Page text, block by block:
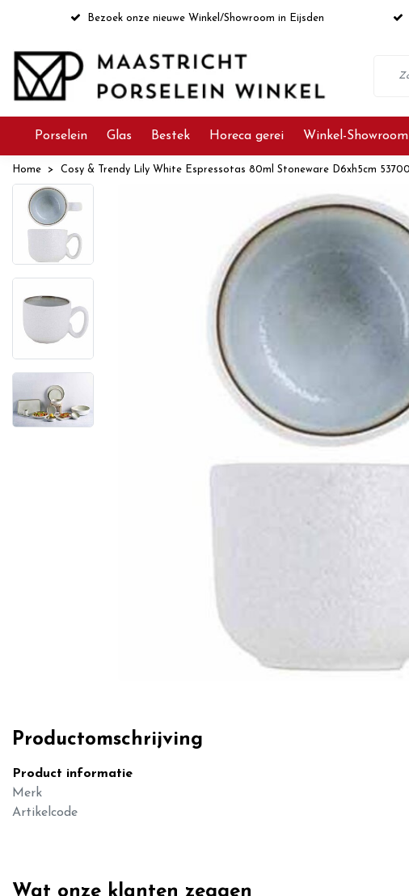
Bezoek onze nieuwe Winkel/Showroom in Eijsden
Porselein Glas Bestek Horeca gerei Winkel-
Home Cosy & Trendy Lily White Espressotas 80ml Stoneware D6xh5cm
Productomschrijving
Product informatie
Merk
Artikelcode
Wat onze klanten zeggen